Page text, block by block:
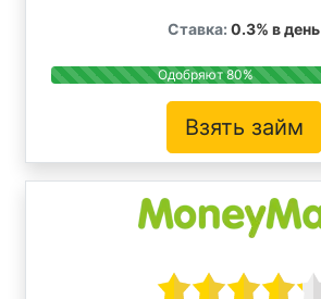
Ставка: 0.3% в день
Одобряют 80%
Взять займ